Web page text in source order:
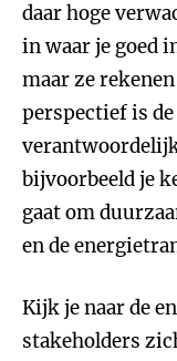
daar hoge
in waar je goed
maar ze
perspectief is de
bijvoorbeeld je
gaat om
en de
Kijk je naar de
stakeholders